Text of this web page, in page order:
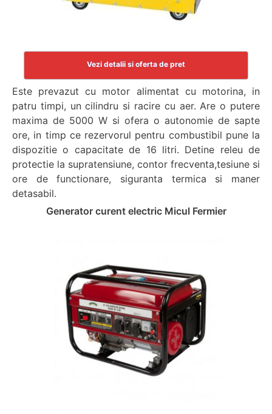
Vezi detalii si oferta de pret
Este prevazut cu motor alimentat cu motorina, in
patru timpi, un cilindru si racire cu aer. Are o putere
maxima de 5000 W si ofera o autonomie de sapte
ore, in timp ce rezervorul pentru combustibil pune la
dispozitie o capacitate de 16 litri. Detine releu de
protectie la supratensiune, contor frecventa,tesiune si
ore de functionare, siguranta termica si maner
detasabil.
Generator curent electric Micul Fermier